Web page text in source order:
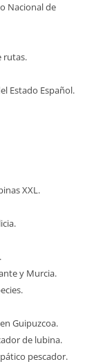
Nacional de
rutas.
Estado Español.
XXL.
y Murcia.
Guipuzcoa.
de lubina.
pescador.